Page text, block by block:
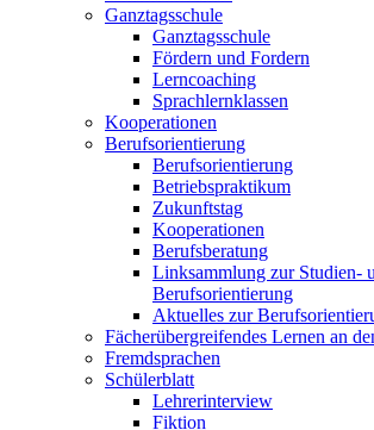
Ganztagsschule
Ganztagsschule
Fördern und Fordern
Lerncoaching
Sprachlernklassen
Kooperationen
Berufsorientierung
Berufsorientierung
Betriebspraktikum
Zukunftstag
Kooperationen
Berufsberatung
Linksammlung zur Studien-
Berufsorientierung
Aktuelles zur
Fächerübergreifendes Lernen an
Fremdsprachen
Schülerblatt
Lehrerinterview
Fiktion